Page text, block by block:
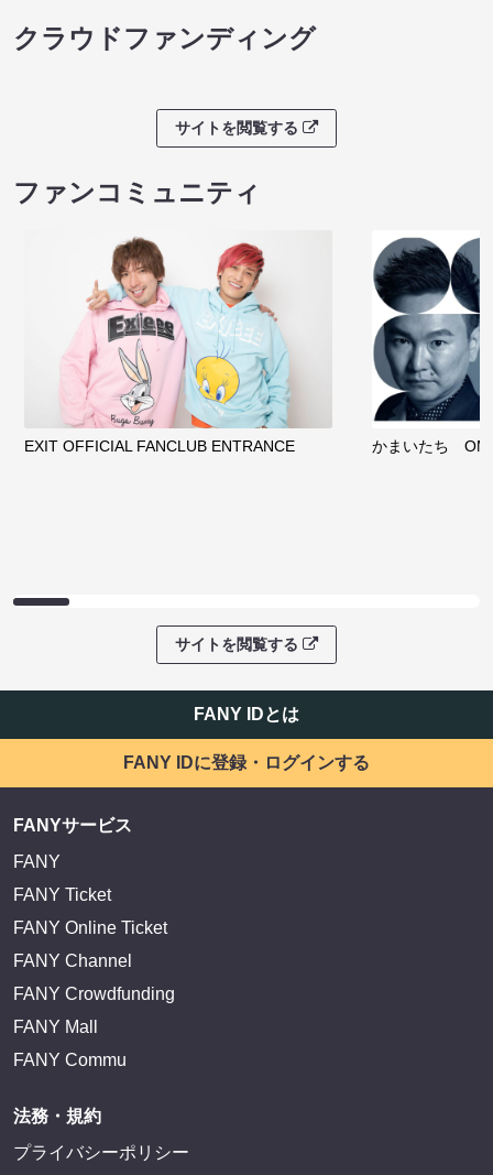
クラウドファンディング
サイトを閲覧する
ファンコミュニティ
EXIT OFFICIAL FANCLUB ENTRANCE かまいたち
サイトを閲覧する
FANY IDとは
FANY IDに登録・ログインする
FANYサービス
FANY
FANY Ticket
FANY Online Ticket
FANY Channel
FANY Crowdfunding
FANY Mall
FANY Commu
法務・規約
プライバシーポリシー